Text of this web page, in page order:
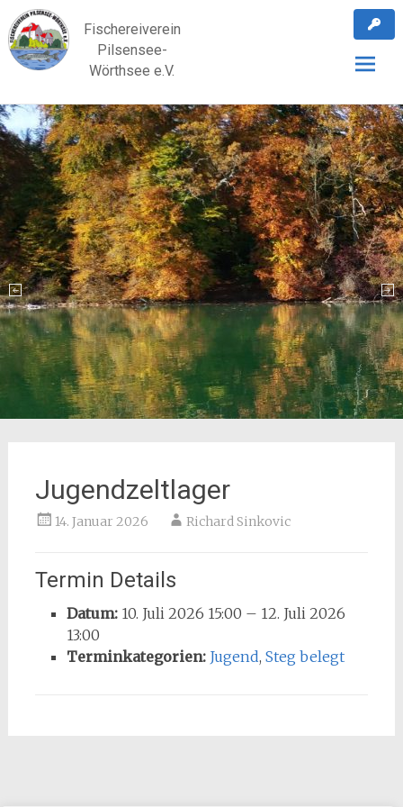
Skip
to
content
Fischereiverein
Pilsensee-
Wörthsee e.V.
Jugendzeltlager
14. Januar 2026 Richard Sinkovic
Termin Details
Datum: 10. Juli 2026 15:00 – 12. Juli 2026
13:00
Terminkategorien: Jugend, Steg belegt